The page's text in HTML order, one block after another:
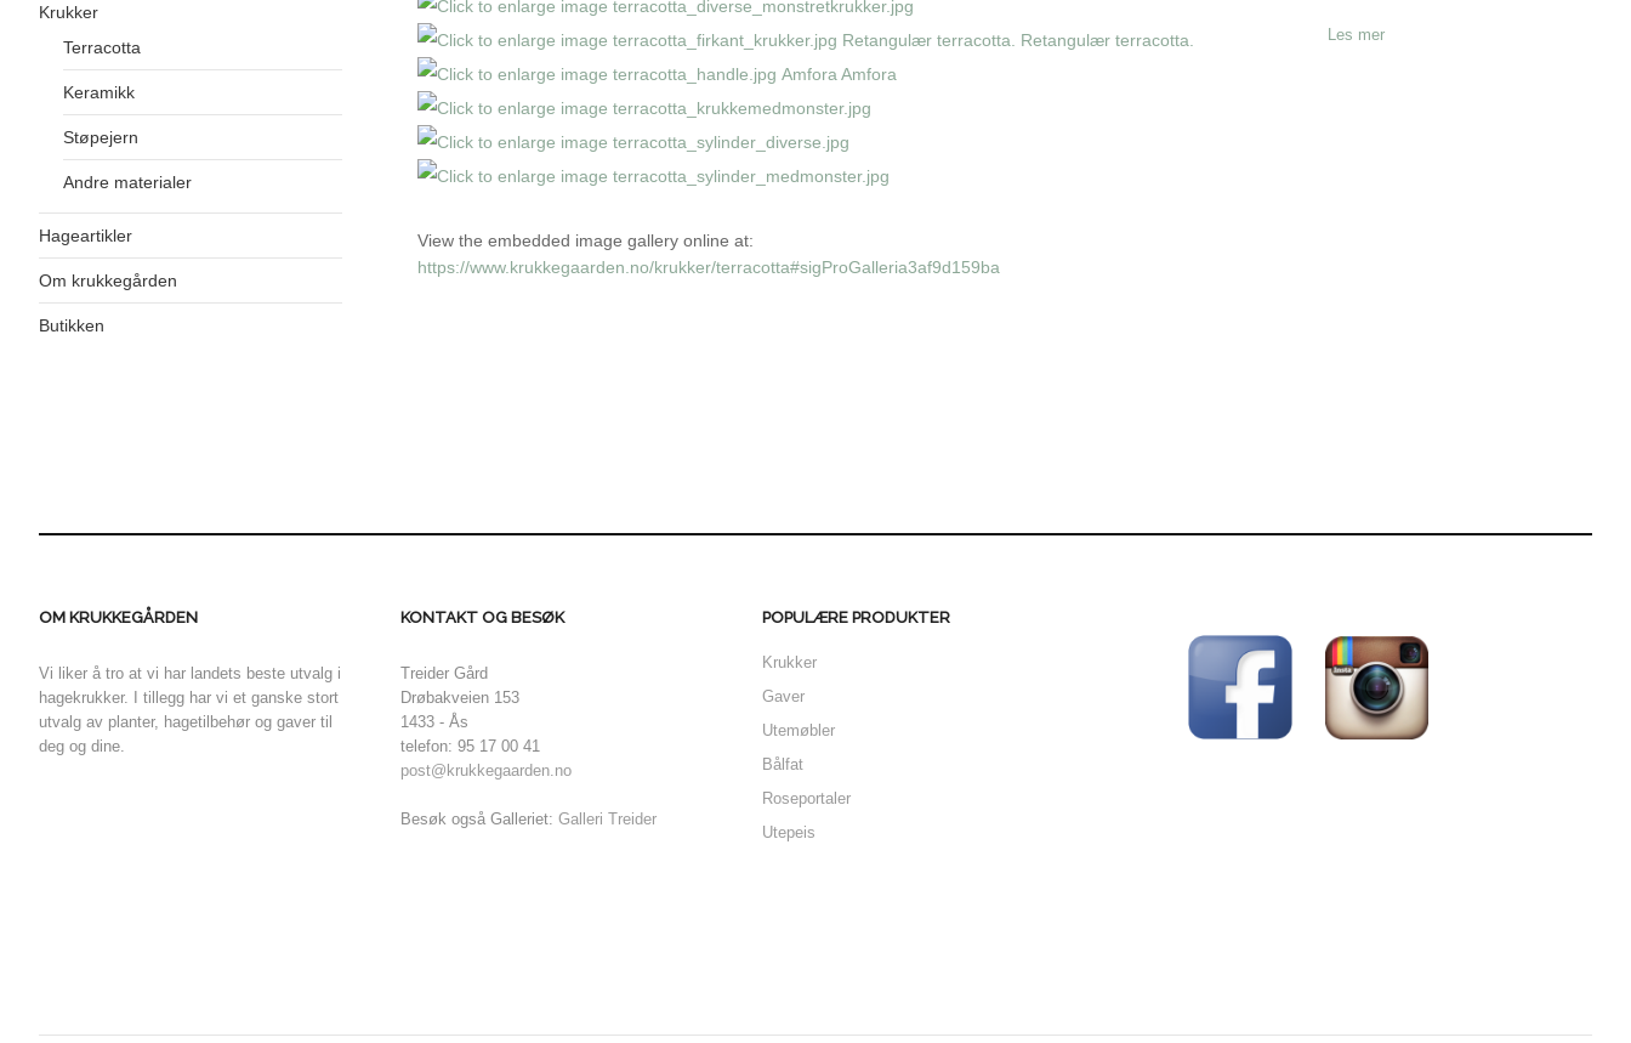
Retangulær terracotta.
Retangulær terracotta.
Amfora Amfora
View the embedded image gallery online at:
https://www.krukkegaarden.no/krukker/terracotta#sigProGalleria3af9d159ba
Les mer
Krukker
Terracotta
Keramikk
Støpejern
Andre materialer
Hageartikler
Om krukkegården
Butikken
OM KRUKKEGÅRDEN
Vi liker å tro at vi har landets beste utvalg i
hagekrukker. I tillegg har vi et ganske stort
utvalg av planter, hagetilbehør og gaver til
deg og dine.
KONTAKT OG BESØK
Treider Gård
Drøbakveien 153
1433 - Ås
telefon: 95 17 00 41
post@krukkegaarden.no
Besøk også Galleriet: Galleri Treider
POPULÆRE PRODUKTER
Krukker
Gaver
Utemøbler
Bålfat
Roseportaler
Utepeis